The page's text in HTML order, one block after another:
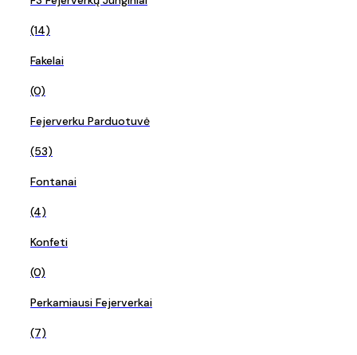
(14)
Fakelai
(0)
Fejerverku Parduotuvė
(53)
Fontanai
(4)
Konfeti
(0)
Perkamiausi Fejerverkai
(7)